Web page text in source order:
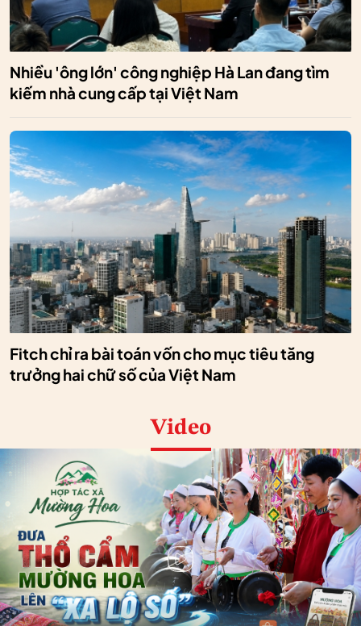
Nhiều 'ông lớn' công nghiệp Hà Lan đang tìm
kiếm nhà cung cấp tại Việt Nam
Fitch chỉ ra bài toán vốn cho mục tiêu tăng
trưởng hai chữ số của Việt Nam
Video